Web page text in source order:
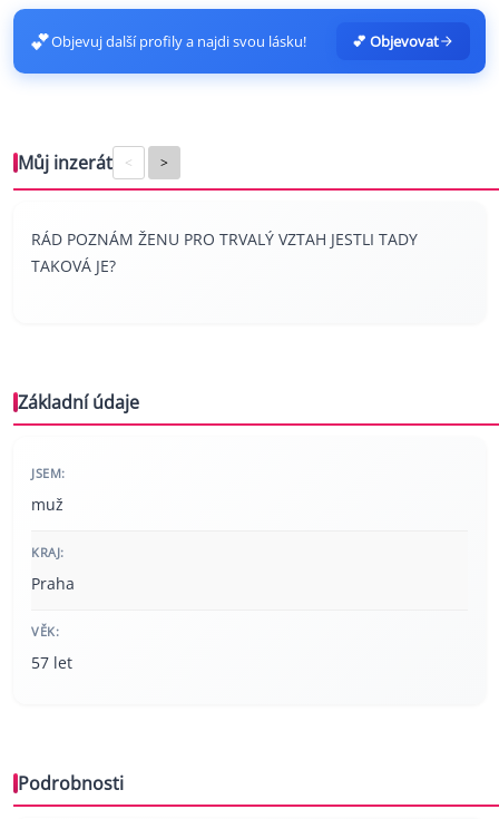
💕Objevuj další profily a najdi svou lásku! 💕 Objevovat
Můj inzerát < >
RÁD POZNÁM ŽENU PRO TRVALÝ VZTAH JESTLI TADY
TAKOVÁ JE?
Základní údaje
JSEM:
muž
KRAJ:
Praha
VĚK:
57 let
Podrobnosti